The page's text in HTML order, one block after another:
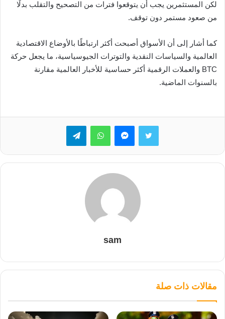
لكن المستثمرين يجب أن يتوقعوا فترات من التصحيح والتقلب بدلًا
من صعود مستمر دون توقف.
كما أشار إلى أن الأسواق أصبحت أكثر ارتباطًا بالأوضاع الاقتصادية
العالمية والسياسات النقدية والتوترات الجيوسياسية، ما يجعل حركة
BTC والعملات الرقمية أكثر حساسية للأخبار العالمية مقارنة
بالسنوات الماضية.
تويتر ماسنجرواتساب تيلقرام
sam
مقالات ذات صلة